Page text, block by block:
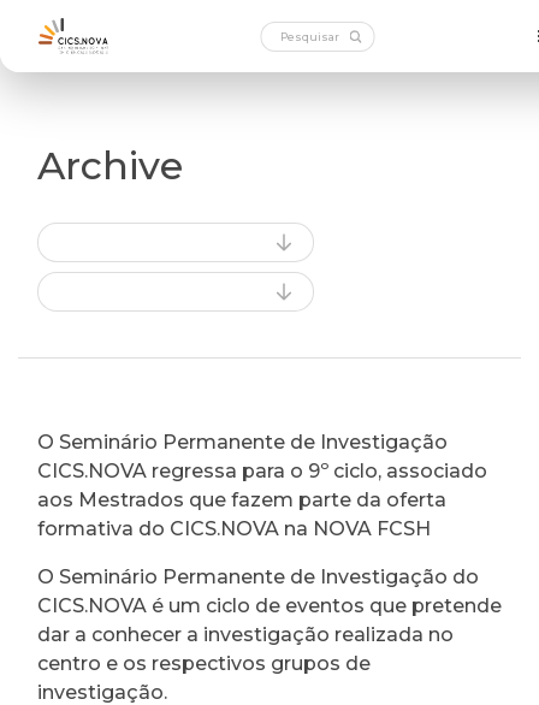
Archive
O Seminário Permanente de Investigação
CICS.NOVA regressa para o 9º ciclo, associado
aos Mestrados que fazem parte da oferta
formativa do CICS.NOVA na NOVA FCSH
O Seminário Permanente de Investigação do
CICS.NOVA é um ciclo de eventos que pretende
dar a conhecer a investigação realizada no
centro e os respectivos grupos de
investigação.